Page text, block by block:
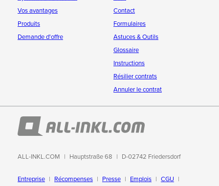
Vos avantages
Produits
Demande d'offre
Contact
Formulaires
Astuces & Outils
Glossaire
Instructions
Résilier contrats
Annuler le contrat
ALL-INKL.COM Hauptstraße 68 D-02742 Friedersdorf
Entreprise Récompenses Presse Emplois
CGU